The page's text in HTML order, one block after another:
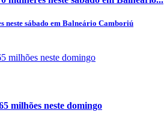
neste sábado em Balneário Camboriú
milhões neste domingo